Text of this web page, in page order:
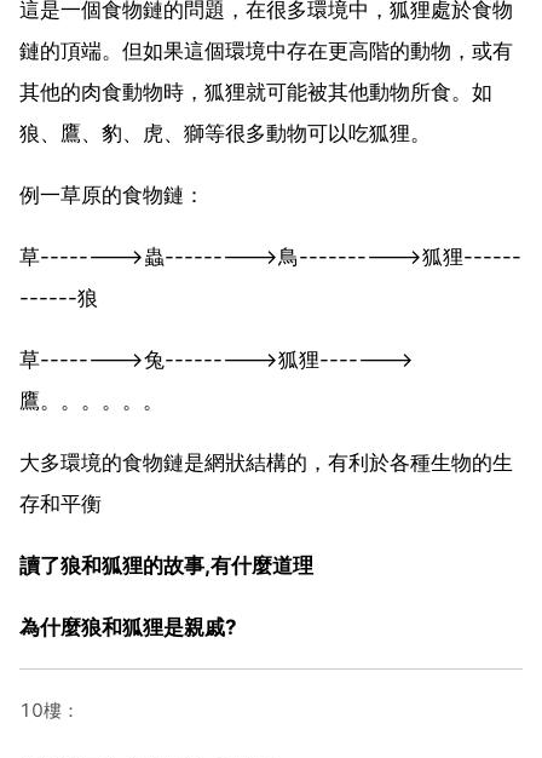
這是一個食物鏈的問題，在很多環境中，狐狸處於食物
鏈的頂端。但如果這個環境中存在更高階的動物，或有
其他的肉食動物時，狐狸就可能被其他動物所食。如
狼、鷹、豹、虎、獅等很多動物可以吃狐狸。
例一草原的食物鏈：
草-------->蟲--------->鳥---------->狐狸------
------狼
草-------->兔--------->狐狸------->
鷹。。。。。。
大多環境的食物鏈是網狀結構的，有利於各種生物的生
存和平衡
讀了狼和狐狸的故事,有什麼道理
為什麼狼和狐狸是親戚?
10樓：